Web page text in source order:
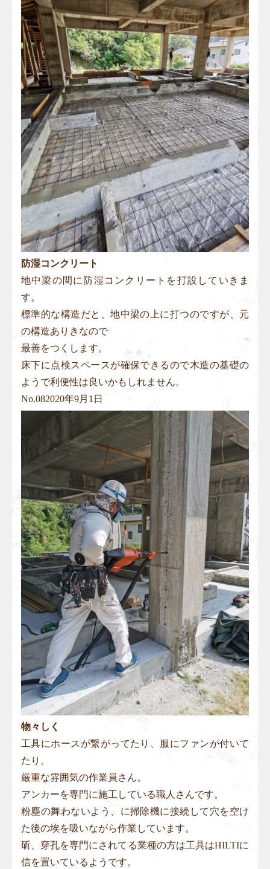
防湿コンクリート
地中梁の間に防湿コンクリートを打設していきま
す。
標準的な構造だと、地中梁の上に打つのですが、元
の構造ありきなので
最善をつくします。
床下に点検スペースが確保できるので木造の基礎の
ようで利便性は良いかもしれません。
No.082020年9月1日
物々しく
工具にホースが繋がってたり、服にファンが付いて
たり。
厳重な雰囲気の作業員さん。
アンカーを専門に施工している職人さんです。
粉塵の舞わないよう、に掃除機に接続して穴を空け
た後の埃を吸いながら作業しています。
斫、穿孔を専門にされてる業種の方は工具はHILTIに
信を置いているようです。